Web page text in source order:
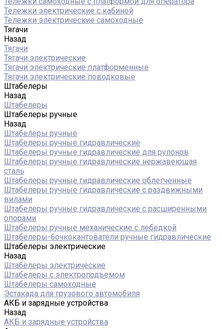
Тележки электрические с кабиной
Тележки электрические самоходные
Тягачи
Назад
Тягачи
Тягачи электрические
Тягачи электрические платформенные
Тягачи электрические поводковые
Штабелеры
Назад
Штабелеры
Штабелеры ручные
Назад
Штабелеры ручные
Штабелеры ручные гидравлические
Штабелеры ручные гидравлические для рулонов
Штабелеры ручные гидравлические нержавеющая
сталь
Штабелеры ручные гидравлические облегченные
Штабелеры ручные гидравлические с раздвижными
вилами
Штабелеры ручные гидравлические с расширенными
опорами
Штабелеры ручные механические с лебедкой
Штабелеры-бочкокантователи ручные гидравлические
Штабелеры электрические
Назад
Штабелеры электрические
Штабелеры с электроподъемом
Штабелеры самоходные
Эстакада для грузового автомобиля
АКБ и зарядные устройства
Назад
АКБ и зарядные устройства